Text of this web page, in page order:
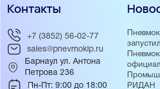
РИДАН
Контакты
+7 (3852) 56-02-77
sales@pnevmokip.ru
Барнаул ул. Антона
Петрова 236
Пн-Пт: 9:00 до 18:00